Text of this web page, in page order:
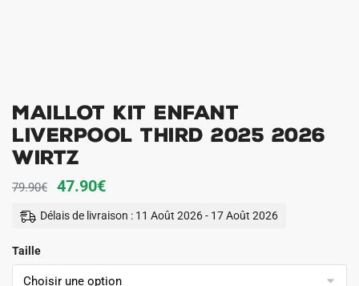
Maillot Kit Enfant
Liverpool Third 2025 2026
Wirtz
79.90€
Le
prix
79.90€.
47.90€Le
prix
47.90€.
Délais de livraison : 11 Août 2026 - 17 Août 2026
Taille